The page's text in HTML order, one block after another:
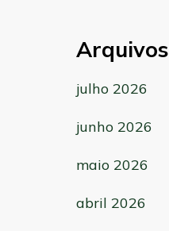
Arquivos
julho 2026
junho 2026
maio 2026
abril 2026